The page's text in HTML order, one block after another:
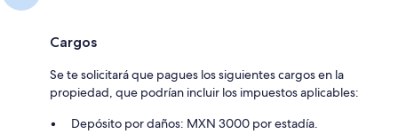
Cargos
Se te solicitará que pagues los siguientes cargos en la
propiedad, que podrían incluir los impuestos aplicables:
Depósito por daños: MXN 3000 por estadía.